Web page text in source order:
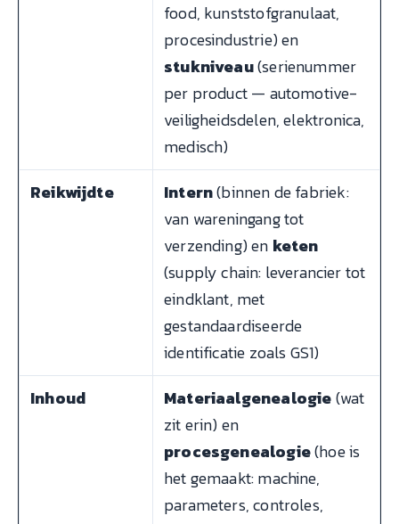
food, kunststofgranulaat,
procesindustrie) en
stukniveau(serienummer
per product — automotive-
veiligheidsdelen, elektronica,
medisch)
Reikwijdte
Intern(binnen de fabriek:
van wareningang tot
verzending) en keten
(supply chain: leverancier tot
eindklant, met
gestandaardiseerde
identificatie zoals GS1)
Inhoud
Materiaalgenealogie(wat
zit erin) en
procesgenealogie(hoe is
het gemaakt: machine,
parameters, controles,